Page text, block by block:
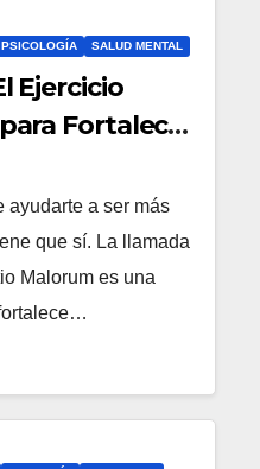
PSICOLOGÍA SALUD MENTAL
Ejercicio
Fortalecer
el Miedo a la
ayudarte a ser más
que sí. La llamada
Malorum es una